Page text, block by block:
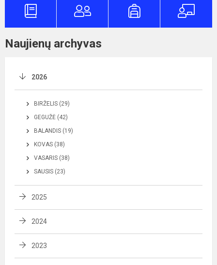
Naujienų archyvas
2026
BIRŽELIS (29)
GEGUŽĖ (42)
BALANDIS (19)
KOVAS (38)
VASARIS (38)
SAUSIS (23)
2025
2024
2023